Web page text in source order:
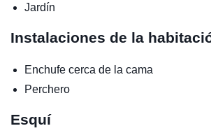
Jardín
Instalaciones de la
Enchufe cerca de la cama
Perchero
Esquí